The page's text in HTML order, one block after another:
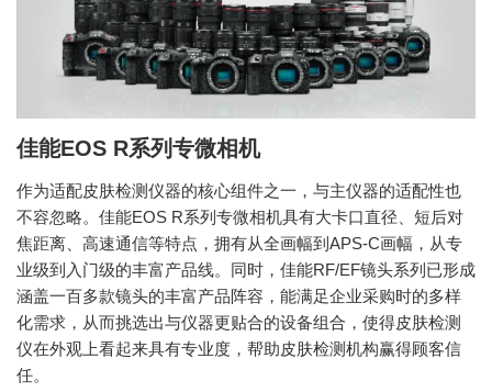
佳能EOS R系列专微相机
作为适配皮肤检测仪器的核心组件之一，与主仪器的适配性也
不容忽略。佳能EOS R系列专微相机具有大卡口直径、短后对
焦距离、高速通信等特点，拥有从全画幅到APS-C画幅，从专
业级到入门级的丰富产品线。同时，佳能RF/EF镜头系列已形成
涵盖一百多款镜头的丰富产品阵容，能满足企业采购时的多样
化需求，从而挑选出与仪器更贴合的设备组合，使得皮肤检测
仪在外观上看起来具有专业度，帮助皮肤检测机构赢得顾客信
任。